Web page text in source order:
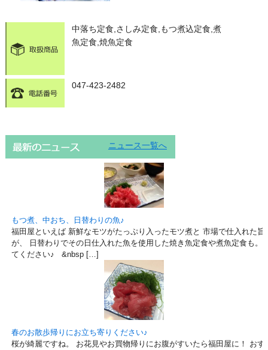
中落ち定食,さしみ定食,もつ煮込定食,煮
魚定食,焼魚定食
047-423-2482
ニュース一覧へ
もつ煮、中おち、日替わりの魚♪
福田屋といえば 新鮮なモツがたっぷり入ったモツ煮と 市場で仕入れた
が、 日替わりでその日仕入れた魚を使用した焼き魚定食や煮魚定食も。
てください♪ &nbsp […]
春のお散歩帰りにお立ち寄りください♪
桜が綺麗ですね。 お花見やお買物帰りにお腹がすいたら福田屋に！ お